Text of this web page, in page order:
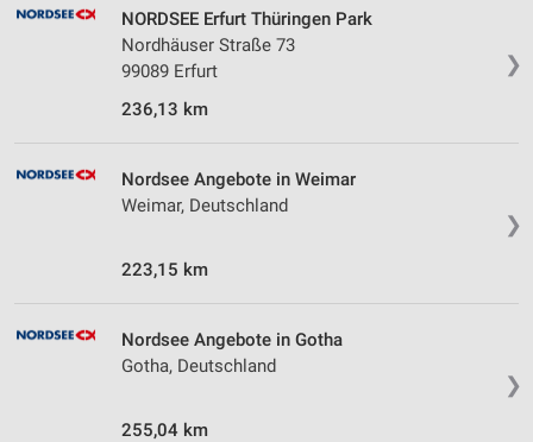
❯
NORDSEE Erfurt Thüringen Park
Nordhäuser Straße 73
99089 Erfurt
236,13 km
❯
Nordsee Angebote in Weimar
Weimar, Deutschland
223,15 km
❯
Nordsee Angebote in Gotha
Gotha, Deutschland
255,04 km